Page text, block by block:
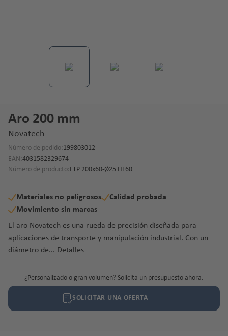
Aro 200 mm
Novatech
Número de pedido:199803012
EAN:4031582329674
Número de producto:FTP 200x60-Ø25 HL60
Materiales no peligrosos
Calidad probada
Movimiento sin marcas
El aro Novatech es una rueda de precisión diseñada para
aplicaciones de transporte y manipulación industrial. Con un
diámetro de... Detalles
¿Personalizado o gran volumen? Solicita un presupuesto ahora.
SOLICITAR UNA OFERTA